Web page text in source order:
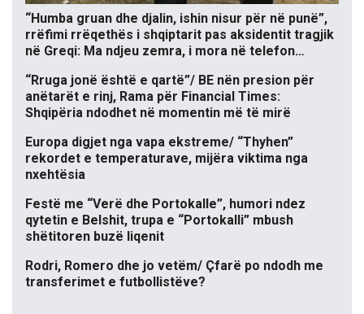
“Humba gruan dhe djalin, ishin nisur për në punë”,
rrëfimi rrëqethës i shqiptarit pas aksidentit tragjik
në Greqi: Ma ndjeu zemra, i mora në telefon…
“Rruga jonë është e qartë”/ BE nën presion për
anëtarët e rinj, Rama për Financial Times:
Shqipëria ndodhet në momentin më të mirë
Europa digjet nga vapa ekstreme/ “Thyhen”
rekordet e temperaturave, mijëra viktima nga
nxehtësia
Festë me “Verë dhe Portokalle”, humori ndez
qytetin e Belshit, trupa e “Portokalli” mbush
shëtitoren buzë liqenit
Rodri, Romero dhe jo vetëm/ Çfarë po ndodh me
transferimet e futbollistëve?